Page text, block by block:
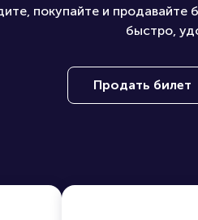
покупайте и продавайте
быстро,
Продать билет